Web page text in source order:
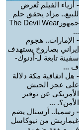
- أزياء الفيلم تُعرض
للبيع.. مزاد يحقق حلم
جمهورThe Devil Wear
...
- الإمارات.. هجوم
إيراني بصاروخ يستهدف
سفينة تابعة لـ-أدنوك-
ف ...
- هل اتفاقية مكة دلالة
على عجز الجيش
الأمريكي عن توفير
الأمن؟. ...
- رسميا.. أرسنال يضم
غيماريش من نيوكاسل